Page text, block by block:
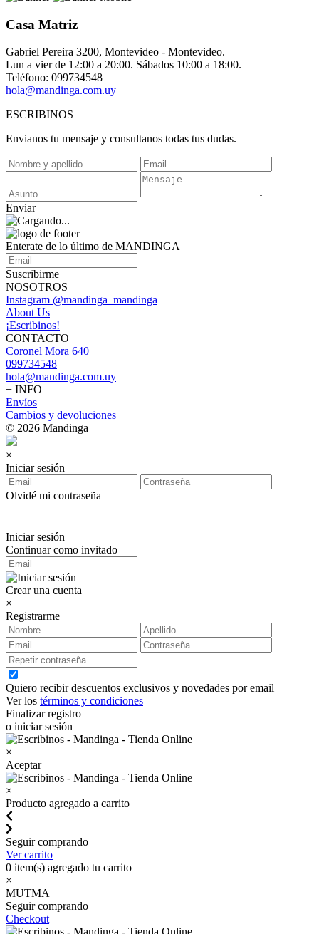
Casa Matriz
Gabriel Pereira 3200, Montevideo - Montevideo.
Lun a vier de 12:00 a 20:00. Sábados 10:00 a 18:00.
Teléfono: 099734548
hola@mandinga.com.uy
ESCRIBINOS
Envianos tu mensaje y consultanos todas tus dudas.
Enviar
Enterate de lo último de MANDINGA
Suscribirme
NOSOTROS
Instagram @mandinga_mandinga
About Us
¡Escribinos!
CONTACTO
Coronel Mora 640
099734548
hola@mandinga.com.uy
+ INFO
Envíos
Cambios y devoluciones
© 2026 Mandinga
×
Iniciar sesión
Olvidé mi contraseña
Iniciar sesión
Continuar como invitado
Crear una cuenta
×
Registrarme
Quiero recibir descuentos exclusivos y novedades por email
Ver los términos y condiciones
Finalizar registro
o iniciar sesión
×
Aceptar
×
Producto agregado a carrito
Seguir comprando
Ver carrito
0 item(s) agregado tu carrito
×
MUTMA
Seguir comprando
Checkout